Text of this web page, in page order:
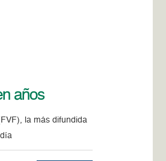
años
la más difundida